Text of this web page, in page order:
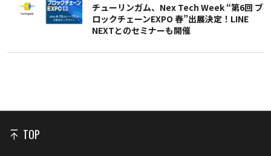
チューリンガム、Nex Tech Week “第6回 ブ
ロックチェーンEXPO 春”出展決定！LINE
NEXTとのセミナーも開催
TOP